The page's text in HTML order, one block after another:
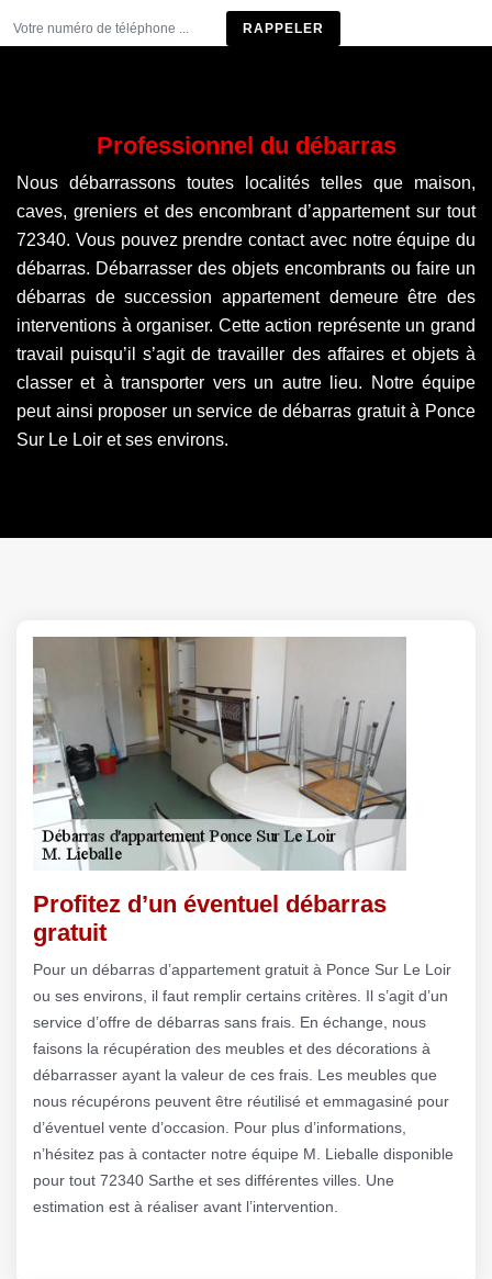
Professionnel du débarras
Nous débarrassons toutes localités telles que maison,
caves, greniers et des encombrant d’appartement sur tout
72340. Vous pouvez prendre contact avec notre équipe du
débarras. Débarrasser des objets encombrants ou faire un
débarras de succession appartement demeure être des
interventions à organiser. Cette action représente un grand
travail puisqu’il s’agit de travailler des affaires et objets à
classer et à transporter vers un autre lieu. Notre équipe
peut ainsi proposer un service de débarras gratuit à Ponce
Sur Le Loir et ses environs.
Profitez d’un éventuel débarras
gratuit
Pour un débarras d’appartement gratuit à Ponce Sur Le Loir
ou ses environs, il faut remplir certains critères. Il s’agit d’un
service d’offre de débarras sans frais. En échange, nous
faisons la récupération des meubles et des décorations à
débarrasser ayant la valeur de ces frais. Les meubles que
nous récupérons peuvent être réutilisé et emmagasiné pour
d’éventuel vente d’occasion. Pour plus d’informations,
n’hésitez pas à contacter notre équipe M. Lieballe disponible
pour tout 72340 Sarthe et ses différentes villes. Une
estimation est à réaliser avant l’intervention.